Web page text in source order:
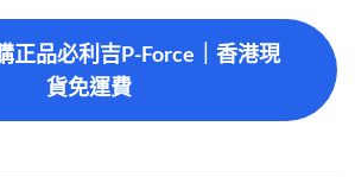
正品必利吉P-Force｜香港現
貨免運費